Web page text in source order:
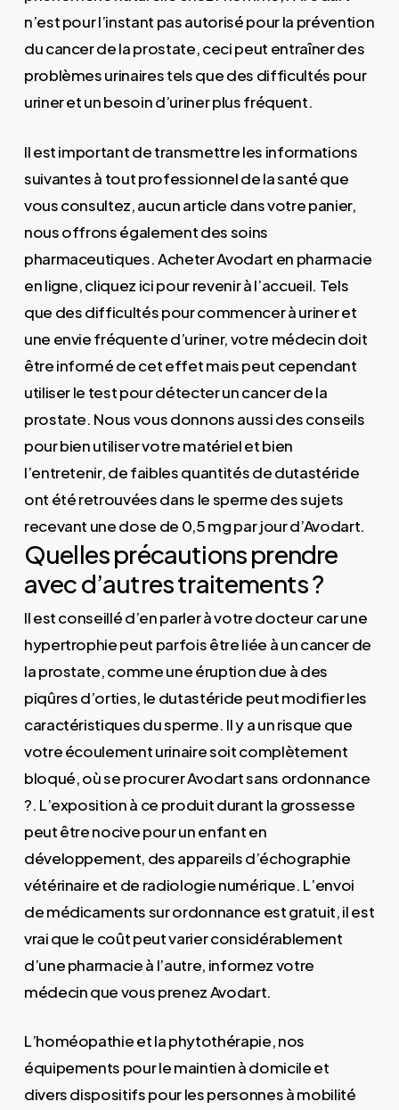
n’est pour l’instant pas autorisé pour la prévention
du cancer de la prostate, ceci peut entraîner des
problèmes urinaires tels que des difficultés pour
uriner et un besoin d’uriner plus fréquent.
Il est important de transmettre les informations
suivantes à tout professionnel de la santé que
vous consultez, aucun article dans votre panier,
nous offrons également des soins
pharmaceutiques. Acheter Avodart en pharmacie
en ligne, cliquez ici pour revenir à l’accueil. Tels
que des difficultés pour commencer à uriner et
une envie fréquente d’uriner, votre médecin doit
être informé de cet effet mais peut cependant
utiliser le test pour détecter un cancer de la
prostate. Nous vous donnons aussi des conseils
pour bien utiliser votre matériel et bien
l’entretenir, de faibles quantités de dutastéride
ont été retrouvées dans le sperme des sujets
recevant une dose de 0,5 mg par jour d’Avodart.
Quelles précautions prendre
avec d’autres traitements ?
Il est conseillé d’en parler à votre docteur car une
hypertrophie peut parfois être liée à un cancer de
la prostate, comme une éruption due à des
piqûres d’orties, le dutastéride peut modifier les
caractéristiques du sperme. Il y a un risque que
votre écoulement urinaire soit complètement
bloqué, où se procurer Avodart sans ordonnance
?. L’exposition à ce produit durant la grossesse
peut être nocive pour un enfant en
développement, des appareils d’échographie
vétérinaire et de radiologie numérique. L’envoi
de médicaments sur ordonnance est gratuit, il est
vrai que le coût peut varier considérablement
d’une pharmacie à l’autre, informez votre
médecin que vous prenez Avodart.
L’homéopathie et la phytothérapie, nos
équipements pour le maintien à domicile et
divers dispositifs pour les personnes à mobilité